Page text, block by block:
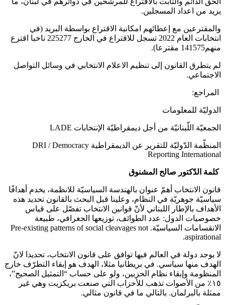
يزيد من اعداد المسجلين.
والمقترعين مع إعطائهم امكانية الاقتراع بواسطة البريد (في
انتخابات العام 2022 تسجل للاقتراع في الخارج 225277 ناخبا اقترع
منهم141575 مقترعا).
لم يتطرق القانون إلى تنظيم الاعلام الانتخابي في وسائل التواصل
الاجتماعي.
المراجع:
الدوليّة للمعلومات
الجمعيّة اللّبنانيّة من أجل ديمقراطيّة الإنتخابات LADE
المنظّمة الدّوليّة للتقرير عن الديمقراطية DRI / Democracy
Reporting International
كلمة الدّكتور صالح المشنوق
قانون الانتخاب أهمّ عنوان بالهندسة السياسيّة للانظمة، يخدم أهدافًا
سياسيّة جوهريّة في النظام، وعلينا قبل البحث بالقانون تحديد هذه
الأهداف بالإطار اللبناني لأنّ قوانين الانتخاب تفصّل على قياس
خصوصيات الدول: عدد الطوائف، توزيعها الجغرافي، طبيعة
الانقسامات السياسيّة. Pre-existing patterns of social cleavages not
aspirational.
لا يوجد دولة في العالم فيها توافق على قانون الانتخاب، تحديدا لانّ
الهدف منها سياسي. في بريطانيا مثلا، الهدف هو إبقاء التطرّف خارج
المنظومة وإبقاء نظام الحزبين، ولو على حساب “التمثيل الصحيح”،
١٥٪ من الأصوات تذهب للأحزاب التي صنعت بريكزيت وهي غير
ممثلة بالبرلمان. بالتالي ما في قانون مثالي.